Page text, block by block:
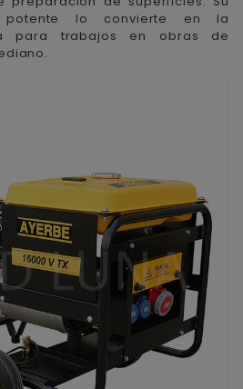
lo convierte en la
para trabajos en obras de